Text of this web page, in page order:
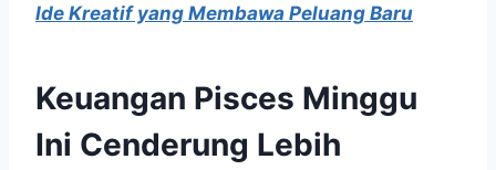
Ide Kreatif yang Membawa Peluang Baru
Keuangan Pisces Minggu
Ini Cenderung Lebih